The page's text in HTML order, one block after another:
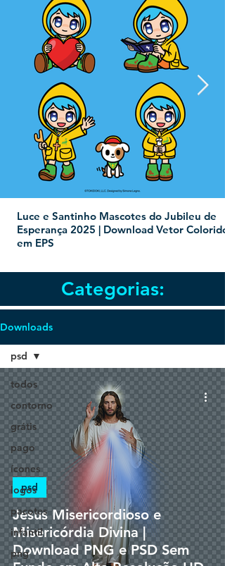
Luce e Santinho Mascotes do Jubileu de
Esperança 2025 | Download Vetor Colorido
em EPS
Categorias:
Downloads
todos
contorno
grátis
pago
ícones
logos
pacotes
infantil
png
psd
Jesus Misericordioso e
Misericórdia Divina |
Download PNG e PSD Sem
psd